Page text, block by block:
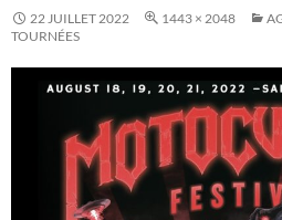
22 JUILLET 2022 1443 × 2048
TOURNÉES